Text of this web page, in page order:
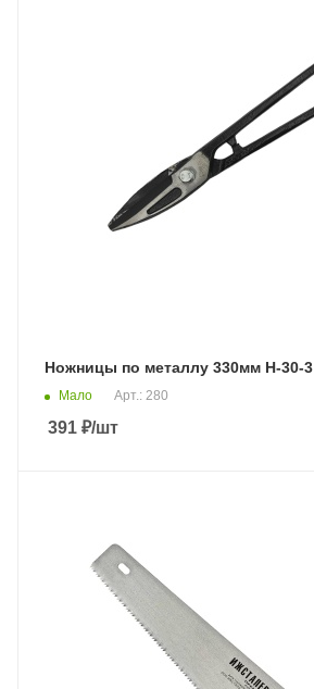
Ножницы по металлу 330мм Н-30-3
Мало Арт.: 280
391 ₽/шт